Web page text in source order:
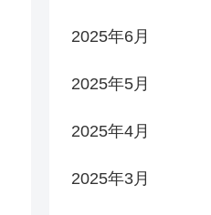
2025年6月
2025年5月
2025年4月
2025年3月